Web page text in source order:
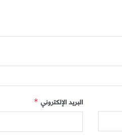
البريد الإلكتروني *